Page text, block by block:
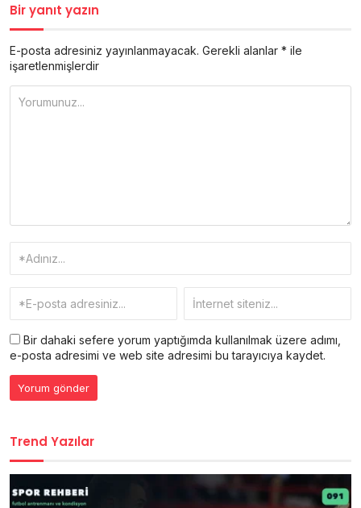
Bir yanıt yazın
E-posta adresiniz yayınlanmayacak. Gerekli alanlar * ile
işaretlenmişlerdir
Bir dahaki sefere yorum yaptığımda kullanılmak üzere adımı,
e-posta adresimi ve web site adresimi bu tarayıcıya kaydet.
Trend Yazılar